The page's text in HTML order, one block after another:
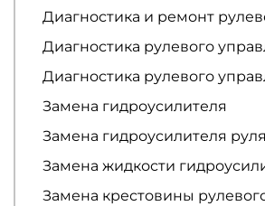
Диагностика и ремонт
Диагностика рулевого
Диагностика рулевого
Замена гидроусилителя
Замена гидроусилителя руля
Замена жидкости
Замена крестовины